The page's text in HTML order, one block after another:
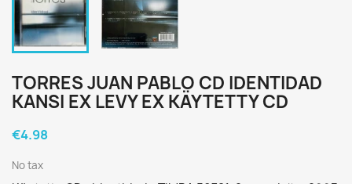
TORRES JUAN PABLO CD IDENTIDAD
KANSI EX LEVY EX KÄYTETTY CD
€4.98
No tax